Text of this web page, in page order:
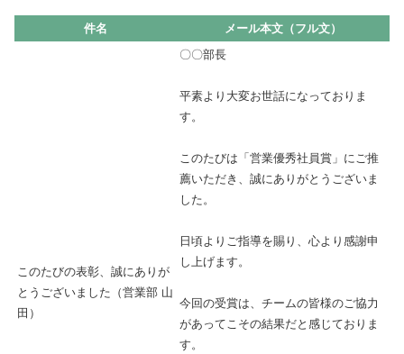
件名 メール本文（フル文）
このたびの表彰、誠にありが
とうございました（営業部 山
田）
〇〇部長
平素より大変お世話になっておりま
す。
このたびは「営業優秀社員賞」にご推
薦いただき、誠にありがとうございま
した。
日頃よりご指導を賜り、心より感謝申
し上げます。
今回の受賞は、チームの皆様のご協力
があってこその結果だと感じておりま
す。